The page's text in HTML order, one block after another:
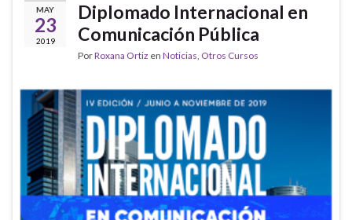
MAY
23
2019
Diplomado Internacional en
Comunicación Pública
PorRoxana Ortiz en Noticias, Otros Cursos